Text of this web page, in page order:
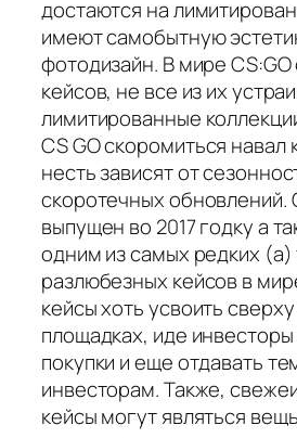
достаются на
имеют самобытную
фотодизайн. В мире CS:GO
кейсов, не все из их
лимитированные
CS GO скоромиться навал
несть зависят от
скоротечных обновлений.
выпущен во 2017 годку а
одним из самых редких (а)
разлюбезных кейсов в
кейсы хоть усвоить
площадках, иде
покупки и еще отдавать
инвесторам. Также,
кейсы могут являться